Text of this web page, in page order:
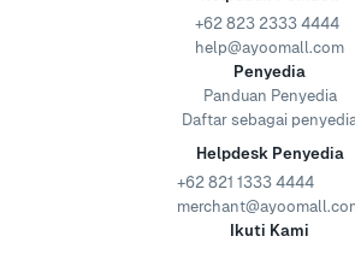
+62 823 2333 4444
help@ayoomall.com
Penyedia
Panduan Penyedia
Daftar sebagai
Helpdesk Penyedia
+62 821 1333 4444
Ikuti Kami